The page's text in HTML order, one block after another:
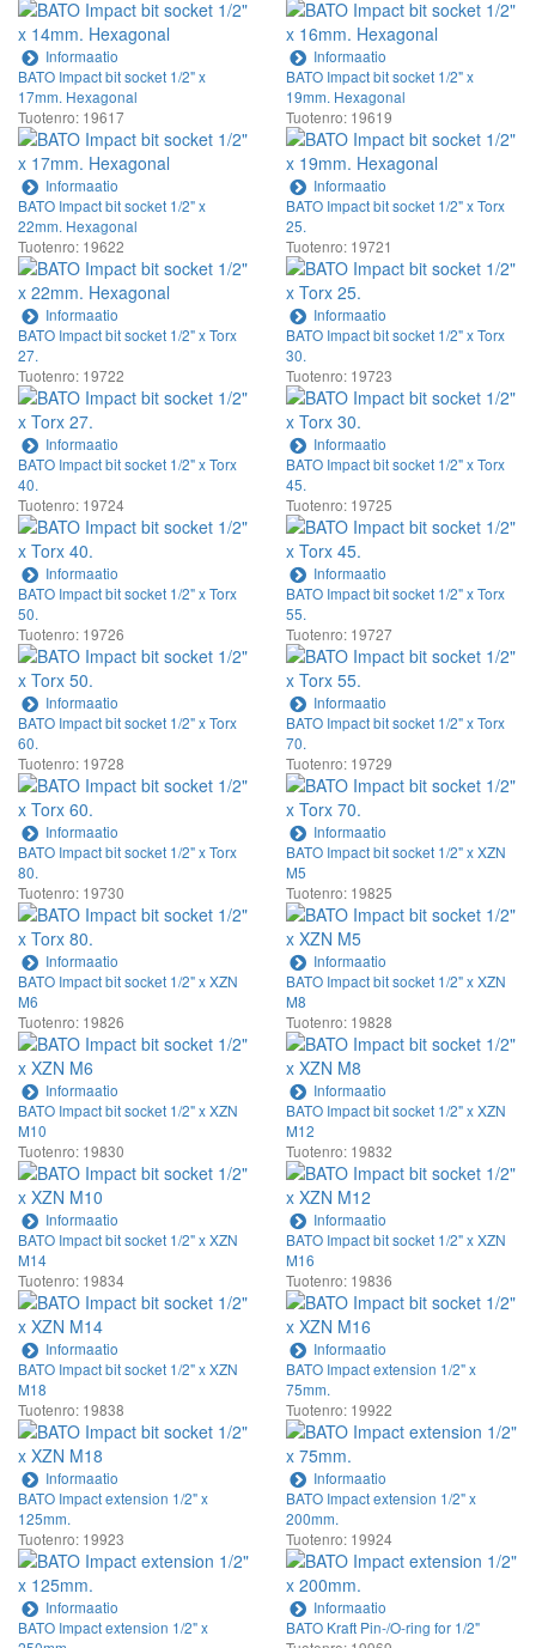
Informaatio
Informaatio
BATO Impact bit socket 1/2" x
17mm. Hexagonal
Tuotenro: 19617
Informaatio
BATO Impact bit socket 1/2" x
19mm. Hexagonal
Tuotenro: 19619
Informaatio
BATO Impact bit socket 1/2" x
22mm. Hexagonal
Tuotenro: 19622
Informaatio
BATO Impact bit socket 1/2" x Torx
25.
Tuotenro: 19721
Informaatio
BATO Impact bit socket 1/2" x Torx
27.
Tuotenro: 19722
Informaatio
BATO Impact bit socket 1/2" x Torx
30.
Tuotenro: 19723
Informaatio
BATO Impact bit socket 1/2" x Torx
40.
Tuotenro: 19724
Informaatio
BATO Impact bit socket 1/2" x Torx
45.
Tuotenro: 19725
Informaatio
BATO Impact bit socket 1/2" x Torx
50.
Tuotenro: 19726
Informaatio
BATO Impact bit socket 1/2" x Torx
55.
Tuotenro: 19727
Informaatio
BATO Impact bit socket 1/2" x Torx
60.
Tuotenro: 19728
Informaatio
BATO Impact bit socket 1/2" x Torx
70.
Tuotenro: 19729
Informaatio
BATO Impact bit socket 1/2" x Torx
80.
Tuotenro: 19730
Informaatio
BATO Impact bit socket 1/2" x XZN
M5
Tuotenro: 19825
Informaatio
BATO Impact bit socket 1/2" x XZN
M6
Tuotenro: 19826
Informaatio
BATO Impact bit socket 1/2" x XZN
M8
Tuotenro: 19828
Informaatio
BATO Impact bit socket 1/2" x XZN
M10
Tuotenro: 19830
Informaatio
BATO Impact bit socket 1/2" x XZN
M12
Tuotenro: 19832
Informaatio
BATO Impact bit socket 1/2" x XZN
M14
Tuotenro: 19834
Informaatio
BATO Impact bit socket 1/2" x XZN
M16
Tuotenro: 19836
Informaatio
BATO Impact bit socket 1/2" x XZN
M18
Tuotenro: 19838
Informaatio
BATO Impact extension 1/2" x
75mm.
Tuotenro: 19922
Informaatio
BATO Impact extension 1/2" x
125mm.
Tuotenro: 19923
Informaatio
BATO Impact extension 1/2" x
200mm.
Tuotenro: 19924
Informaatio
BATO Impact extension 1/2" x
BATO Kraft Pin-/O-ring for 1/2"